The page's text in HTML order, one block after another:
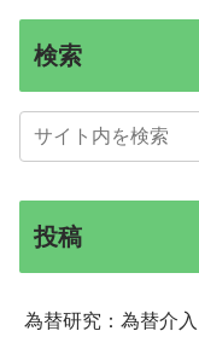
検索
投稿
為替研究：為替介